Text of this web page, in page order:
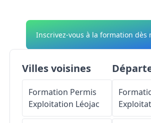
Inscrivez-vous à la formation dès
Villes voisines
Formation Permis
Exploitation Léojac